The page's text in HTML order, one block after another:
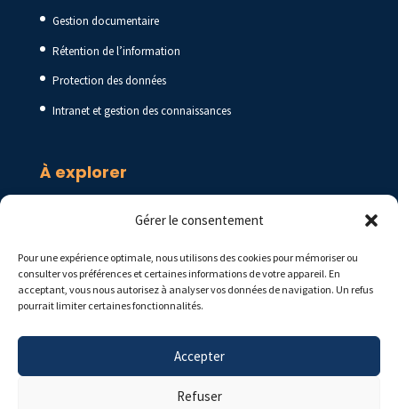
Gérer le consentement
Pour une expérience optimale, nous utilisons des cookies pour mémoriser ou
consulter vos préférences et certaines informations de votre appareil. En
acceptant, vous nous autorisez à analyser vos données de navigation. Un refus
pourrait limiter certaines fonctionnalités.
Accepter
Refuser
Gestion documentaire
Rétention de l’information
Protection des données
Intranet et gestion des connaissances
À explorer
Foire aux questions
Politique de confidentialité
Politique de cookies (CA)